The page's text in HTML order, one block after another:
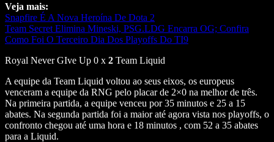
Veja mais:
Snapfire É A Nova Heroína De Dota 2
Team Secret Elimina Mineski, PSG.LDG Encarra OG; Confira
Como Foi O Terceiro Dia Dos Playoffs Do TI9
Royal Never GIve Up 0 x 2 Team Liquid
A equipe da Team Liquid voltou ao seus eixos, os europeus
venceram a equipe da RNG pelo placar de 2×0 na melhor de três.
Na primeira partida, a equipe venceu por 35 minutos e 25 a 15
abates. Na segunda partida foi a maior até agora vista nos playoffs, o
confronto chegou até uma hora e 18 minutos , com 52 a 35 abates
para a Liquid.